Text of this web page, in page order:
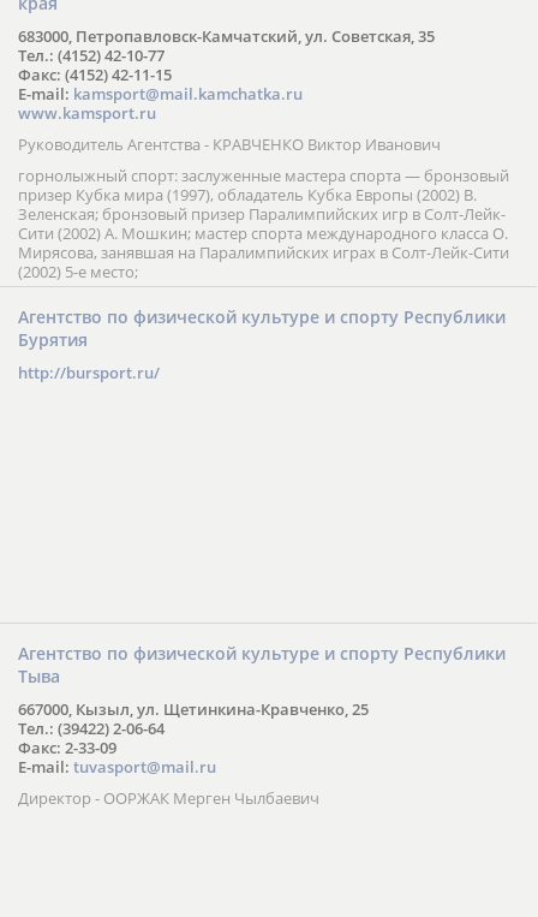
683000, Петропавловск-Камчатский, ул. Советская, 35
Тел.: (4152) 42-10-77
Факс: (4152) 42-11-15
E-mail: kamsport@mail.kamchatka.ru
www.kamsport.ru
Руководитель Агентства - КРАВЧЕНКО Виктор Иванович
горнолыжный спорт: заслуженные мастера спорта — бронзовый
призер Кубка мира (1997), обладатель Кубка Европы (2002) В.
Зеленская; бронзовый призер Паралимпийских игр в Солт-Лейк-
Сити (2002) А. Мошкин; мастер спорта международного класса О.
Мирясова, занявшая на Паралимпийских играх в Солт-Лейк-Сити
(2002) 5-е место;
Агентство по физической культуре и спорту Республики
Бурятия
http://bursport.ru/
Агентство по физической культуре и спорту Республики
Тыва
667000, Кызыл, ул. Щетинкина-Кравченко, 25
Тел.: (39422) 2-06-64
Факс: 2-33-09
E-mail: tuvasport@mail.ru
Директор - ООРЖАК Мерген Чылбаевич